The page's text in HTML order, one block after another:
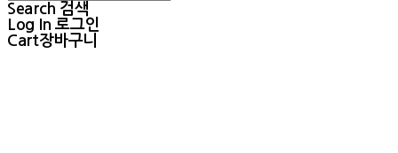
Search 검색
Log In 로그인
Cart장바구니